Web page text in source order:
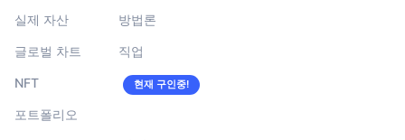
실제 자산
글로벌 차트
NFT
포트폴리오
방법론
직업
현재 구인중!